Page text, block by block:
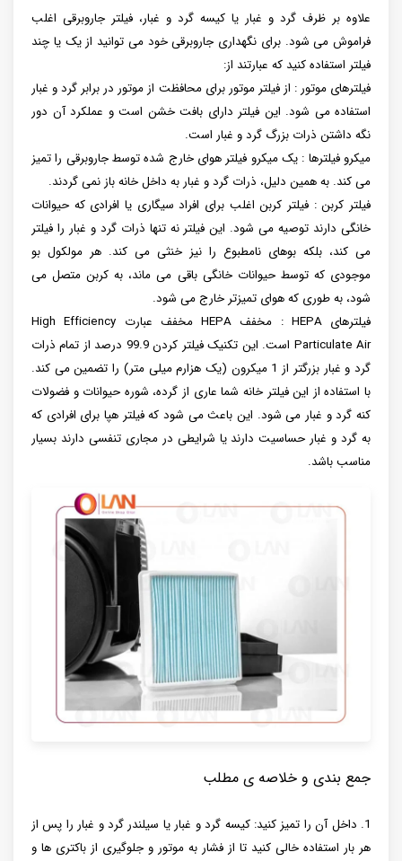
علاوه بر ظرف گرد و غبار یا کیسه گرد و غبار، فیلتر جاروبرقی اغلب
فراموش می شود. برای نگهداری جاروبرقی خود می توانید از یک یا چند
فیلتر استفاده کنید که عبارتند از:
فیلترهای موتور : از فیلتر موتور برای محافظت از موتور در برابر گرد و غبار
استفاده می شود. این فیلتر دارای بافت خشن است و عملکرد آن دور
نگه داشتن ذرات بزرگ گرد و غبار است.
میکرو فیلترها : یک میکرو فیلتر هوای خارج شده توسط جاروبرقی را تمیز
می کند. به همین دلیل، ذرات گرد و غبار به داخل خانه باز نمی گردند.
فیلتر کربن : فیلتر کربن اغلب برای افراد سیگاری یا افرادی که حیوانات
خانگی دارند توصیه می شود. این فیلتر نه تنها ذرات گرد و غبار را فیلتر
می کند، بلکه بوهای نامطبوع را نیز خنثی می کند. هر مولکول بو
موجودی که توسط حیوانات خانگی باقی می ماند، به کربن متصل می
شود، به طوری که هوای تمیزتر خارج می شود.
فیلترهای HEPA : مخفف HEPA مخفف عبارت High Efficiency
Particulate Air است. این تکنیک فیلتر کردن 99.9 درصد از تمام ذرات
گرد و غبار بزرگتر از 1 میکرون (یک هزارم میلی متر) را تضمین می کند.
با استفاده از این فیلتر خانه شما عاری از گرده، شوره حیوانات و فضولات
کنه گرد و غبار می شود. این باعث می شود که فیلتر هپا برای افرادی که
به گرد و غبار حساسیت دارند یا شرایطی در مجاری تنفسی دارند بسیار
مناسب باشد.
جمع بندی و خلاصه ی مطلب
1. داخل آن را تمیز کنید: کیسه گرد و غبار یا سیلندر گرد و غبار را پس از
هر بار استفاده خالی کنید تا از فشار به موتور و جلوگیری از باکتری ها و